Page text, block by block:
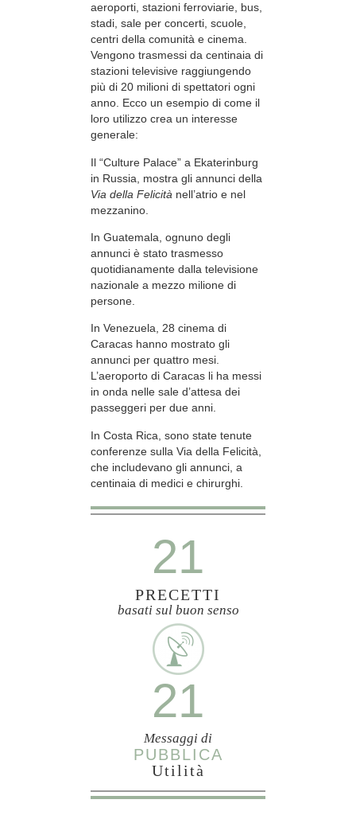
aeroporti, stazioni ferroviarie, bus,
stadi, sale per concerti, scuole,
centri della comunità e cinema.
Vengono trasmessi da centinaia di
stazioni televisive raggiungendo
più di 20 milioni di spettatori ogni
anno. Ecco un esempio di come il
loro utilizzo crea un interesse
generale:
Il “Culture Palace” a Ekaterinburg
in Russia, mostra gli annunci della
Via della Felicità nell’atrio e nel
mezzanino.
In Guatemala, ognuno degli
annunci è stato trasmesso
quotidianamente dalla televisione
nazionale a mezzo milione di
persone.
In Venezuela, 28 cinema di
Caracas hanno mostrato gli
annunci per quattro mesi.
L’aeroporto di Caracas li ha messi
in onda nelle sale d’attesa dei
passeggeri per due anni.
In Costa Rica, sono state tenute
conferenze sulla Via della Felicità,
che includevano gli annunci, a
centinaia di medici e chirurghi.
21
PRECETTI
basati sul buon senso
21
Messaggi di
PUBBLICA
Utilità